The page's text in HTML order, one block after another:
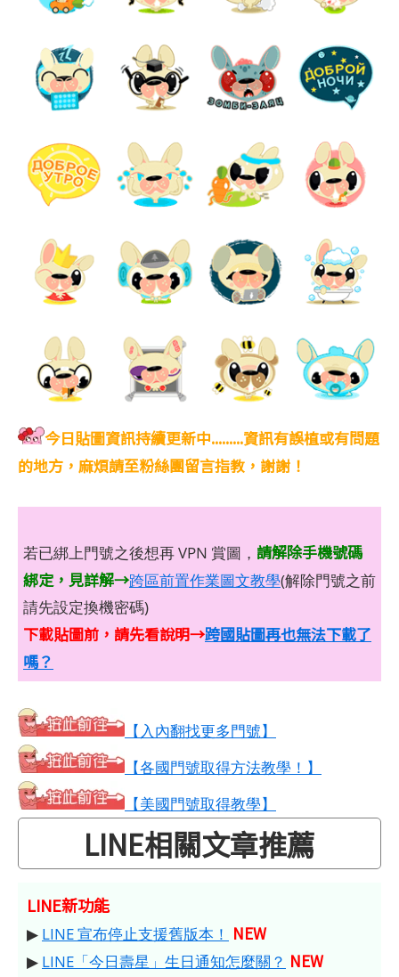
今日貼圖資訊持續更新中.........資訊有誤植或有問題
的地方，麻煩請至粉絲團留言指教，謝謝！
若已綁上門號之後想再 VPN 賞圖， 請解除手機號碼
綁定，見詳解→跨區前置作業圖文教學(解除門號之前
請先設定換機密碼)
下載貼圖前，請先看說明→跨國貼圖再也無法下載了
嗎？
【入內翻找更多門號】
【各國門號取得方法教學！】
【美國門號取得教學】
LINE相關文章推薦
LINE新功能
▶ LINE 宣布停止支援舊版本！ NEW
▶ LINE「今日壽星」生日通知怎麼關？ NEW